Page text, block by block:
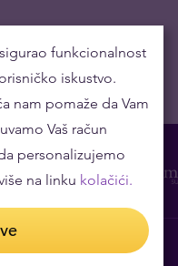
funkcionalnost
iskustvo.
nam pomaže da Vam
Vaš račun
personalizujemo
na linku kolačići.